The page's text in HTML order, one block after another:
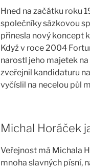
Hned na začátku roku
společníky sázkovou
přinesla nový koncept
Když v roce 2004
narostl jeho majetek
zveřejnil kandidaturu
vyčíslil na necelou půl
Michal Horáček
Veřejnost má Michala
mnoha slavných písní,